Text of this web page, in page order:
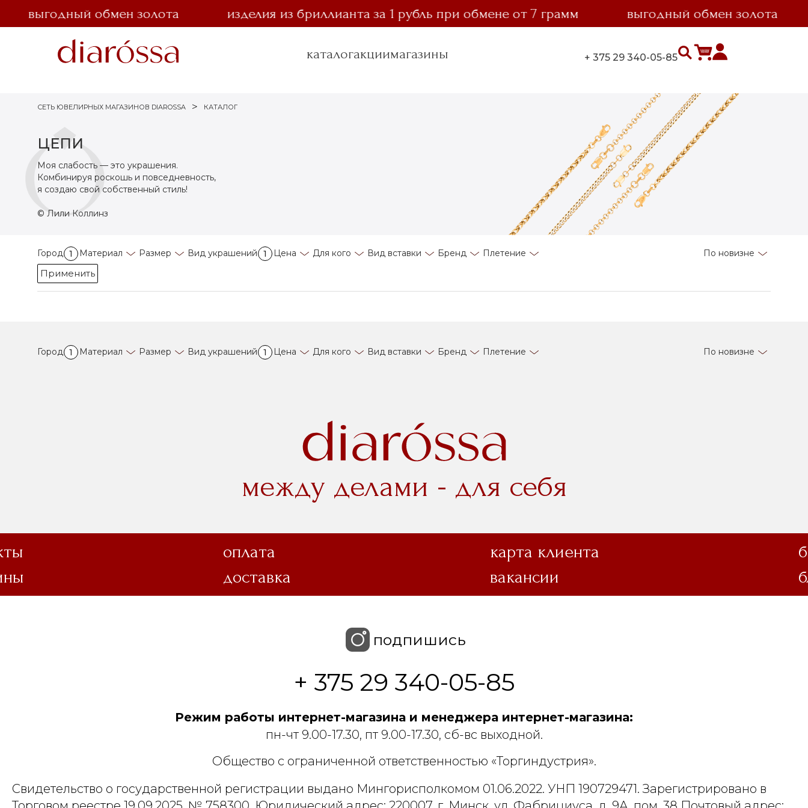
выгодный обмен золота изделия из бриллианта за 1 рубль при обмене от 7 грамм выгодный обмен золота
каталогакциимагазины + 375 29 340-05-85
СЕТЬ ЮВЕЛИРНЫХ МАГАЗИНОВ DIAROSSA КАТАЛОГ
ЦЕПИ
Моя слабость — это украшения.
Комбинируя роскошь и повседневность,
я создаю свой собственный стиль!
© Лили Коллинз
Город 1 Материал Размер Вид украшений 1 Цена Для кого Вид вставки Бренд Плетение По новизне
Применить
Город 1 Материал Размер Вид украшений 1 Цена Для кого Вид вставки Бренд Плетение По новизне
между делами - для себя
оплата карта клиента
доставка вакансии
подпишись
+ 375 29 340-05-85
Режим работы интернет-магазина и менеджера интернет-магазина:
пн-чт 9.00-17.30, пт 9.00-17.30, сб-вс выходной.
Общество с ограниченной ответственностью «Торгиндустрия».
Свидетельство о государственной регистрации выдано Мингорисполкомом 01.06.2022. УНП 190729471. Зарегистрировано в